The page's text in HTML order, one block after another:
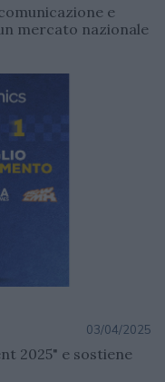
e
mercato nazionale
03/04/2025
2025" e sostiene